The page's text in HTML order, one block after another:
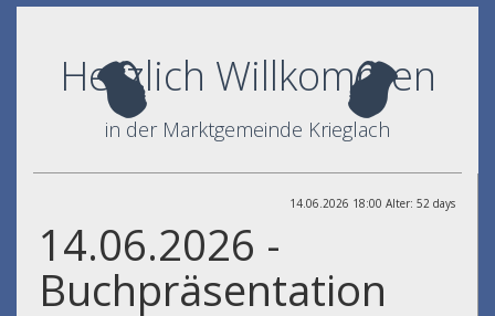
Herzlich Willkommen
in der Marktgemeinde Krieglach
14.06.2026 18:00 Alter: 52 days
14.06.2026 -
Buchpräsentation